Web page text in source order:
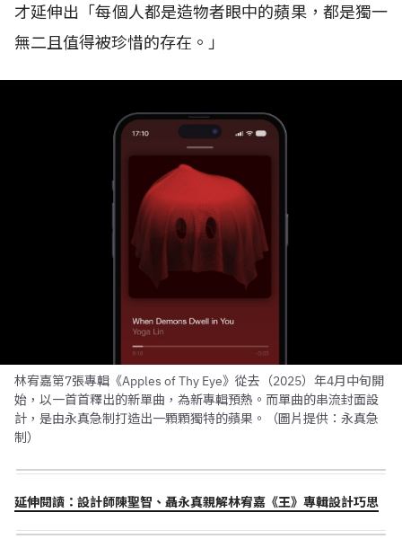
才延伸出「每個人都是造物者眼中的蘋果，都是獨一
無二且值得被珍惜的存在。」
林宥嘉第7張專輯《Apples of Thy Eye》從去（2025）年4月中旬開
始，以一首首釋出的新單曲，為新專輯預熱。而單曲的串流封面設
計，是由永真急制打造出一顆顆獨特的蘋果。（圖片提供：永真急
制）
延伸閱讀：設計師陳聖智、聶永真親解林宥嘉《王》專輯設計巧思